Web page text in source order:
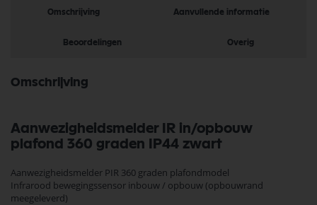
Omschrijving Aanvullende informatie
Beoordelingen Overig
Omschrijving
Aanwezigheidsmelder IR in/opbouw
plafond 360 graden IP44 zwart
Aanwezigheidsmelder PIR 360 graden plafondmodel
Infrarood bewegingssensor inbouw / opbouw (opbouwrand
meegeleverd)